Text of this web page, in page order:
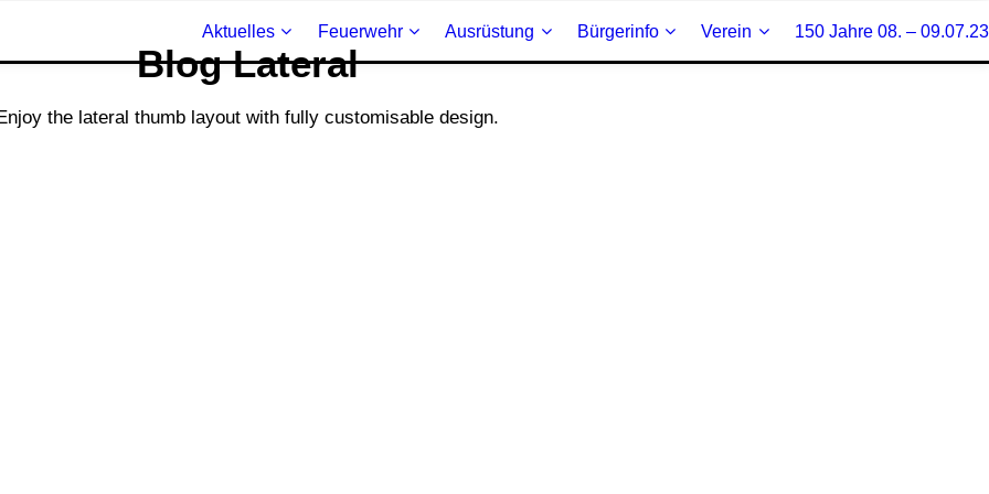
Aktuelles Feuerwehr Ausrüstung Bürgerinfo Verein 150 Jahre 08. – 09.07.23
Blog Lateral
the lateral thumb layout with fully customisable design.